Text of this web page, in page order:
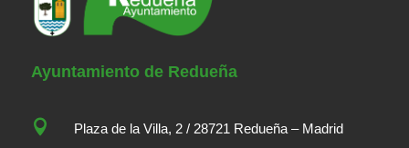
Ayuntamiento de Redueña
 Plaza de la Villa, 2 / 28721 Redueña – Madrid